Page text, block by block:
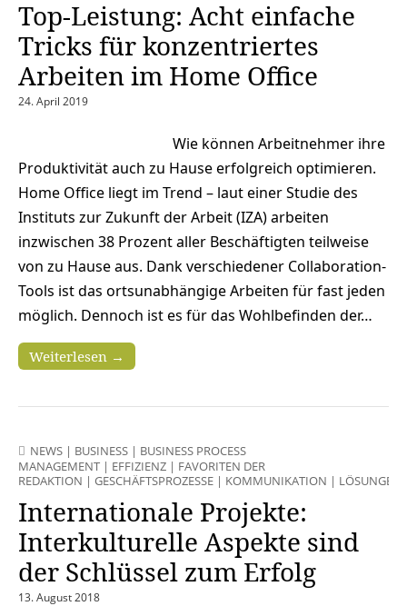
Top-Leistung: Acht einfache
Tricks für konzentriertes
Arbeiten im Home Office
24. April 2019
Wie können Arbeitnehmer ihre
Produktivität auch zu Hause erfolgreich optimieren.
Home Office liegt im Trend – laut einer Studie des
Instituts zur Zukunft der Arbeit (IZA) arbeiten
inzwischen 38 Prozent aller Beschäftigten teilweise
von zu Hause aus. Dank verschiedener Collaboration-
Tools ist das ortsunabhängige Arbeiten für fast jeden
möglich. Dennoch ist es für das Wohlbefinden der…
Weiterlesen →
NEWS | BUSINESS | BUSINESS PROCESS
MANAGEMENT | EFFIZIENZ | FAVORITEN DER
REDAKTION | GESCHÄFTSPROZESSE | KOMMUNIKATION | LÖSUNGEN
Internationale Projekte:
Interkulturelle Aspekte sind
der Schlüssel zum Erfolg
13. August 2018